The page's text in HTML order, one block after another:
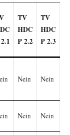
TV
HDC
P 2.2
TV
HDC
P 2.3
Nein Nein
Nein Nein